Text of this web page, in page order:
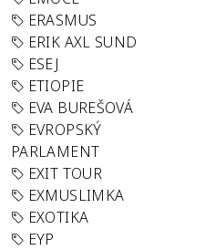
ERASMUS
ERIK AXL SUND
ESEJ
ETIOPIE
EVA BUREŠOVÁ
EVROPSKÝ
PARLAMENT
EXIT TOUR
EXMUSLIMKA
EXOTIKA
EYP